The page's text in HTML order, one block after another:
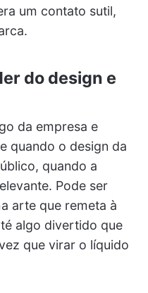
um contato sutil,
do design e
da empresa e
quando o design da
quando a
Pode ser
arte que remeta à
algo divertido que
que virar o líquido